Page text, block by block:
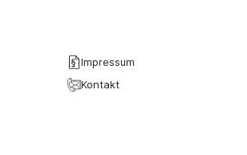
Impressum
Kontakt